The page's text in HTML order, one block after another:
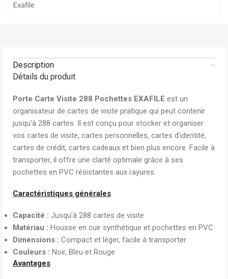
Exafile
Description
Détails du produit
Porte Carte Visite 288 Pochettes EXAFILE est un
organisateur de cartes de visite pratique qui peut contenir
jusqu’à 288 cartes. Il est conçu pour stocker et organiser
vos cartes de visite, cartes personnelles, cartes d’identité,
cartes de crédit, cartes cadeaux et bien plus encore. Facile à
transporter, il offre une clarté optimale grâce à ses
pochettes en PVC résistantes aux rayures.
Caractéristiques générales
Capacité : Jusqu’à 288 cartes de visite
Matériau : Housse en cuir synthétique et pochettes en PVC
Dimensions : Compact et léger, facile à transporter
Couleurs : Noir, Bleu et Rouge
Avantages